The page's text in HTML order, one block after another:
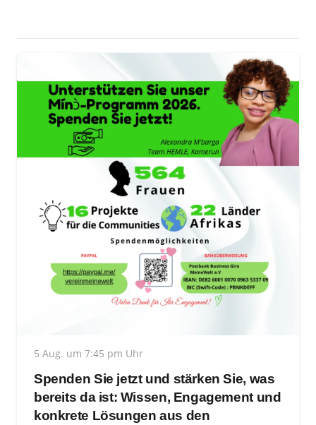
5 Aug. um 7:45 pm Uhr
Spenden Sie jetzt und stärken Sie, was
bereits da ist: Wissen, Engagement und
konkrete Lösungen aus den